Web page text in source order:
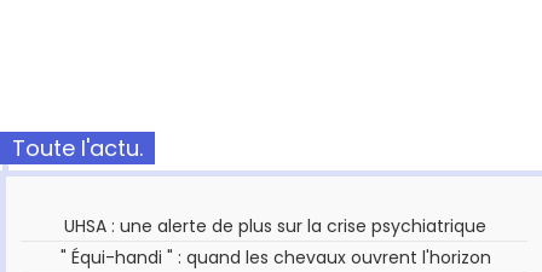
Toute l'actu.
UHSA : une alerte de plus sur la crise psychiatrique
" Équi-handi " : quand les chevaux ouvrent l'horizon